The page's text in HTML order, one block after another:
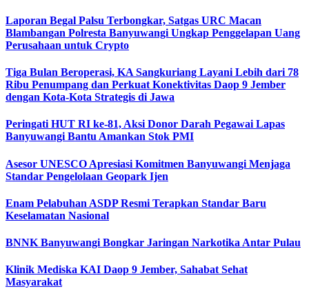
Laporan Begal Palsu Terbongkar, Satgas URC Macan
Blambangan Polresta Banyuwangi Ungkap Penggelapan Uang
Perusahaan untuk Crypto
Tiga Bulan Beroperasi, KA Sangkuriang Layani Lebih dari 78
Ribu Penumpang dan Perkuat Konektivitas Daop 9 Jember
dengan Kota-Kota Strategis di Jawa
Peringati HUT RI ke-81, Aksi Donor Darah Pegawai Lapas
Banyuwangi Bantu Amankan Stok PMI
Asesor UNESCO Apresiasi Komitmen Banyuwangi Menjaga
Standar Pengelolaan Geopark Ijen
Enam Pelabuhan ASDP Resmi Terapkan Standar Baru
Keselamatan Nasional
BNNK Banyuwangi Bongkar Jaringan Narkotika Antar Pulau
Klinik Mediska KAI Daop 9 Jember, Sahabat Sehat
Masyarakat